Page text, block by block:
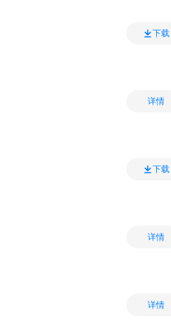
下载
详情
下载
详情
详情